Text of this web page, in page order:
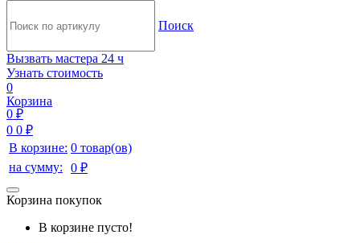
Поиск
Вызвать мастера 24 ч
Узнать стоимость
0
Корзина
0 ₽
0 0 ₽
В корзине: 0 товар(ов)
на сумму:
0 ₽
Корзина покупок
В корзине пусто!